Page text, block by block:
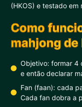
(HKOS) e testado em
Como
mahjong de
Objetivo: formar 4
e então declarar
Fan (faan): cada
Cada fan dobra a